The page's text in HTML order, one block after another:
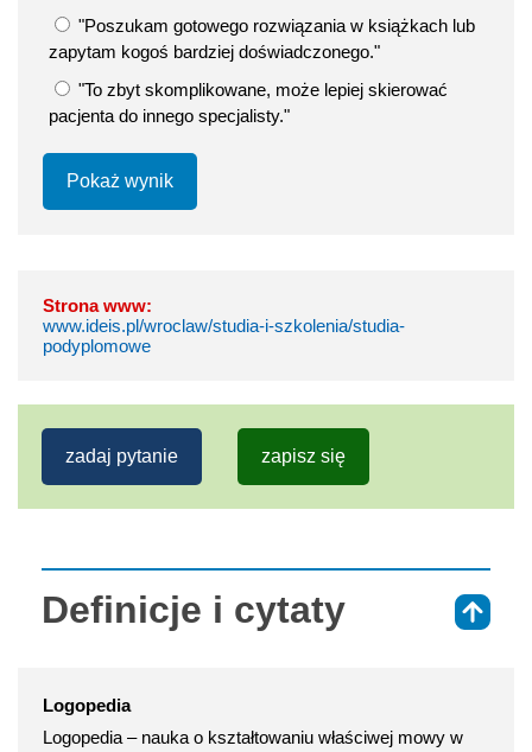
"Poszukam gotowego rozwiązania w książkach lub
zapytam kogoś bardziej doświadczonego."
"To zbyt skomplikowane, może lepiej skierować
pacjenta do innego specjalisty."
Pokaż wynik
Strona www:
www.ideis.pl/wroclaw/studia-i-szkolenia/studia-
podyplomowe
zadaj pytanie zapisz się
Definicje i cytaty
Logopedia
Logopedia – nauka o kształtowaniu właściwej mowy w